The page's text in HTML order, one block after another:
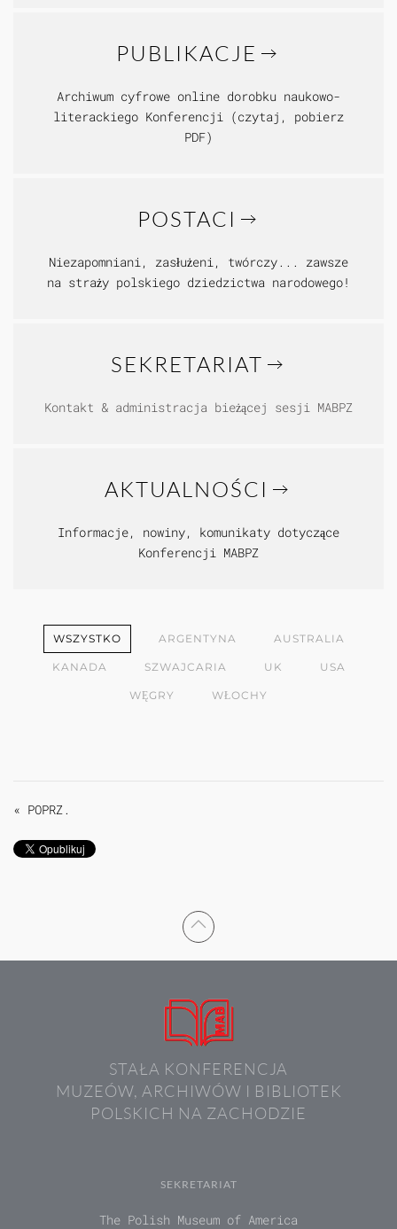
PUBLIKACJE
Archiwum cyfrowe online dorobku naukowo-
literackiego Konferencji (czytaj, pobierz
PDF)
POSTACI
Niezapomniani, zasłużeni, twórczy... zawsze
na straży polskiego dziedzictwa narodowego!
SEKRETARIAT
Kontakt & administracja bieżącej sesji MABPZ
AKTUALNOŚCI
Informacje, nowiny, komunikaty dotyczące
Konferencji MABPZ
WSZYSTKO ARGENTYNA AUSTRALIA
KANADA SZWAJCARIA UK USA
WĘGRY WŁOCHY
« POPRZ.
STAŁA KONFERENCJA
MUZEÓW, ARCHIWÓW I BIBLIOTEK
POLSKICH NA ZACHODZIE
SEKRETARIAT
The Polish Museum of America